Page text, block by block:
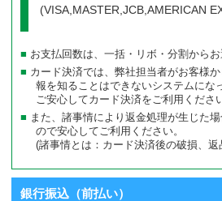
(VISA,MASTER,JCB,AMERICAN
お支払回数は、一括・リボ・分割からお
カード決済では、弊社担当者がお客様
報を知ることはできないシステムにな
ご安心してカード決済をご利用くださ
また、諸事情により返金処理が生じた
ので安心してご利用ください。
(諸事情とは：カード決済後の破損、返
銀行振込（前払い）